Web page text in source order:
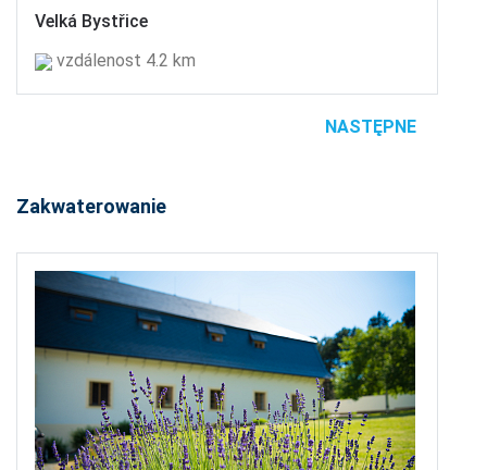
Velká Bystřice
vzdálenost 4.2 km
NASTĘPNE
Zakwaterowanie